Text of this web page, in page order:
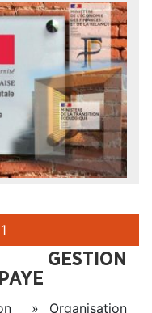
GESTION
» Organisation